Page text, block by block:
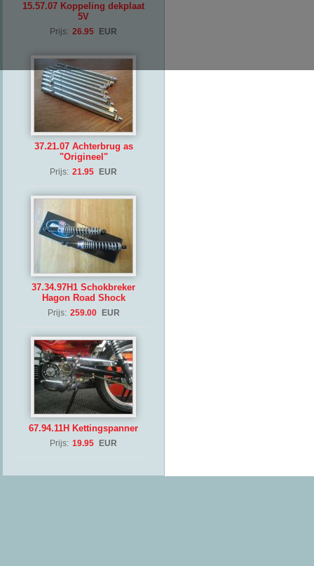
15.57.07 Koppeling dekplaat
5V
Prijs: 26.95 EUR
37.21.07 Achterbrug as
"Origineel"
Prijs: 21.95 EUR
37.34.97H1 Schokbreker
Hagon Road Shock
Prijs: 259.00 EUR
67.94.11H Kettingspanner
Prijs: 19.95 EUR